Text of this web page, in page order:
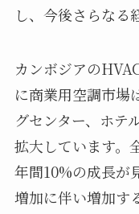
し、今後さらなる
カンボジアの
に商業用空調市場
グセンター、ホテ
拡大しています。
年間10%の成長が
増加に伴い増加す